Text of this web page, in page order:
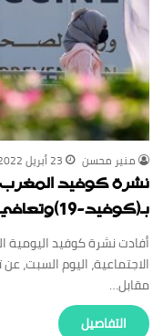
منير محسن 23 أبريل 2022
بـ(كوفيد-19)وتعافي 46 حالة خلال 24 ساعة الأخيرة
أفادت نشرة كوفيد اليومية
مقابل…
‏التفاصيل